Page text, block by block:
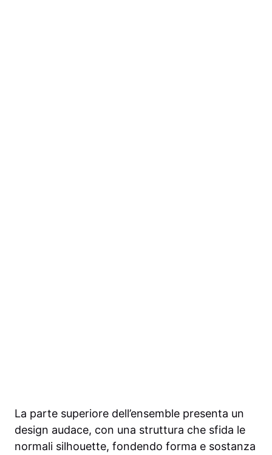
La parte superiore dell’ensemble presenta un
design audace, con una struttura che sfida le
normali silhouette, fondendo forma e sostanza